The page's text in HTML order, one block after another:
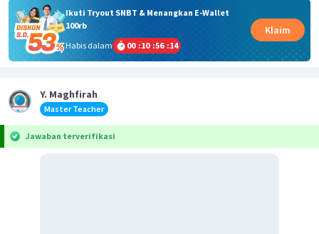
Ikuti Tryout SNBT & Menangkan E-Wallet
100rb
Habis dalam
00 :10 :56 :14
Klaim
Y. Maghfirah
Master Teacher
Jawaban terverifikasi